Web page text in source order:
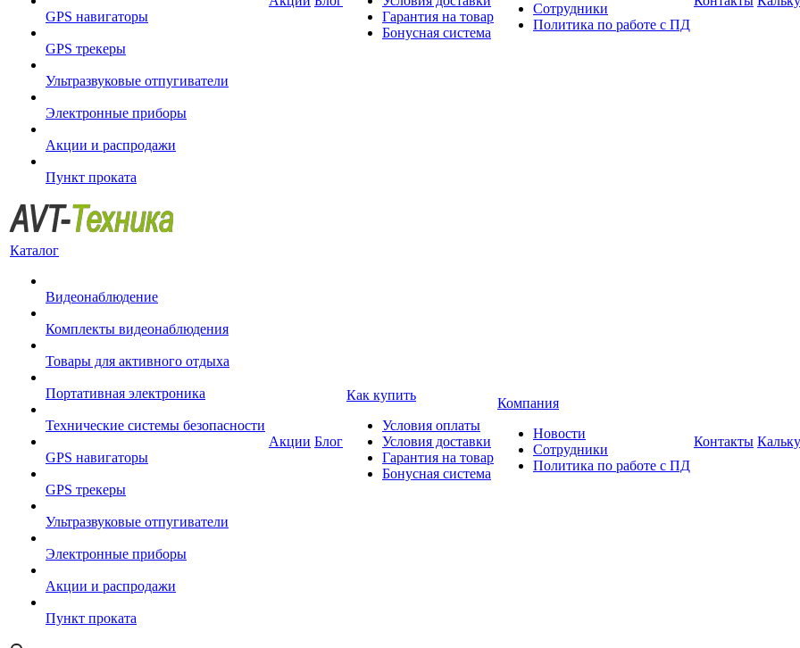
GPS навигаторы
GPS трекеры
Ультразвуковые отпугиватели
Электронные приборы
Акции и распродажи
Пункт проката
Гарантия на товар
Бонусная система
Сотрудники
Политика по работе с ПД
Каталог
Видеонаблюдение
Комплекты видеонаблюдения
Товары для активного отдыха
Портативная электроника
Технические системы безопасности
GPS навигаторы
GPS трекеры
Ультразвуковые отпугиватели
Электронные приборы
Акции и распродажи
Пункт проката
Акции Блог
Как купить
Условия оплаты
Условия доставки
Гарантия на товар
Бонусная система
Компания
Новости
Сотрудники
Политика по работе с ПД
Контакты